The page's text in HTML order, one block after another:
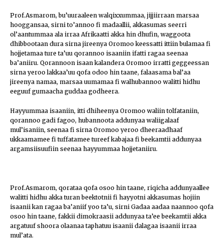
Prof.Asmarom, bu’uuraaleen walqixxummaa, jijjiirraan marsaa
hooggansaa, sirni to’annoo fi madaallii, akkasumas seerri
ol’aantummaa ala irraa Afrikaatti akka hin dhufin, waggoota
dhibbootaan dura sirna jireenya Oromoo keessatti ittiin bulamaa fi
hojjetamaa ture ta’uu qorannoo isaaniin ifatti ragaa seenaa
ba’aniiru. Qorannoon isaan kalandera Oromoo irratti geggeessan
sirna yeroo lakkaa’uu qofa odoo hin taane, falaasama bal’aa
jireenya namaa, marsaa uumamaa fi walhubannoo walitti hidhu
eeguuf gumaacha guddaa godheera.
Hayyummaa isaaniin, itti dhiheenya Oromoo waliin tolfataniin,
qorannoo gadi fagoo, hubannoota addunyaa waliigalaaf
mul’isaniin, seenaa fi sirna Oromoo yeroo dheeraadhaaf
ukkaamamee fi tuffatamee tureef kabajaa fi beekamtii addunyaa
argamsiisuufiin seenaa hayyummaa hojjetaniiru.
Prof.Asmarom, qorataa qofa osoo hin taane, riqicha addunyaallee
walitti hidhu akka turan beektotnii fi hayyotni akkasumas hojiin
isaanii kan ragaa ba’aniif yoo ta’u, sirni Gadaa aadaa naannoo qofa
osoo hin taane, fakkii dimokraasii addunyaa ta’ee beekamtii akka
argatuuf shoora olaanaa taphatuu isaanii dalagaa isaanii irraa
mul’ata.